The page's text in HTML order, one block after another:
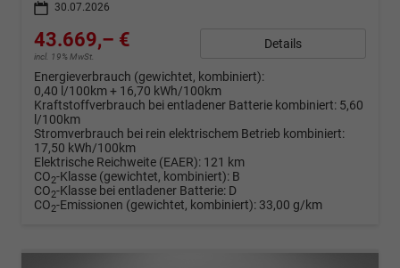
30.07.2026
43.669,– €
incl. 19% MwSt.
Details
Energieverbrauch (gewichtet, kombiniert):
0,40 l/100km + 16,70 kWh/100km
Kraftstoffverbrauch bei entladener Batterie kombiniert: 5,60
l/100km
Stromverbrauch bei rein elektrischem Betrieb kombiniert:
17,50 kWh/100km
Elektrische Reichweite (EAER): 121 km
CO2-Klasse (gewichtet, kombiniert): B
CO2-Klasse bei entladener Batterie: D
CO2-Emissionen (gewichtet, kombiniert): 33,00 g/km